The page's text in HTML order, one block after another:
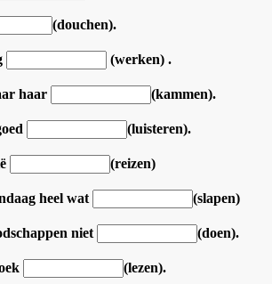
(douchen).
(werken) .
haar (kammen).
(luisteren).
(reizen)
heel wat (slapen)
niet (doen).
(lezen).